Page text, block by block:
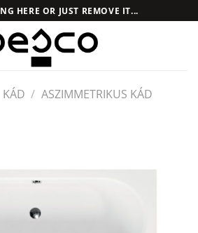
HERE OR JUST REMOVE IT...
KÁD / ASZIMMETRIKUS KÁD